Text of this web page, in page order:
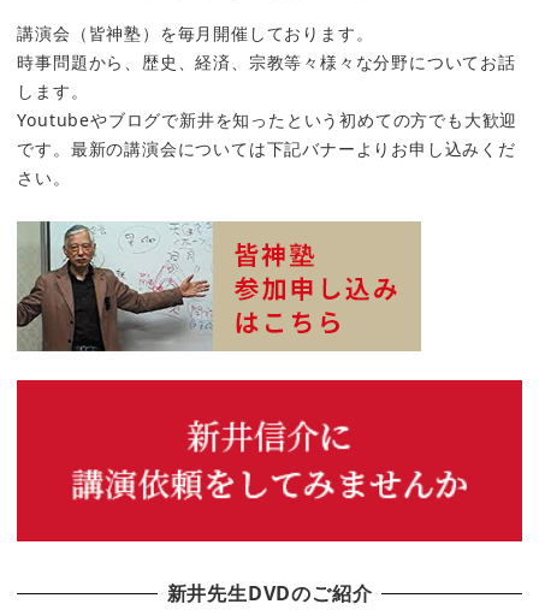
講演会（皆神塾）を毎月開催しております。
時事問題から、歴史、経済、宗教等々様々な分野についてお話
します。
Youtubeやブログで新井を知ったという初めての方でも大歓迎
です。最新の講演会については下記バナーよりお申し込みくだ
さい。
新井先生DVDのご紹介